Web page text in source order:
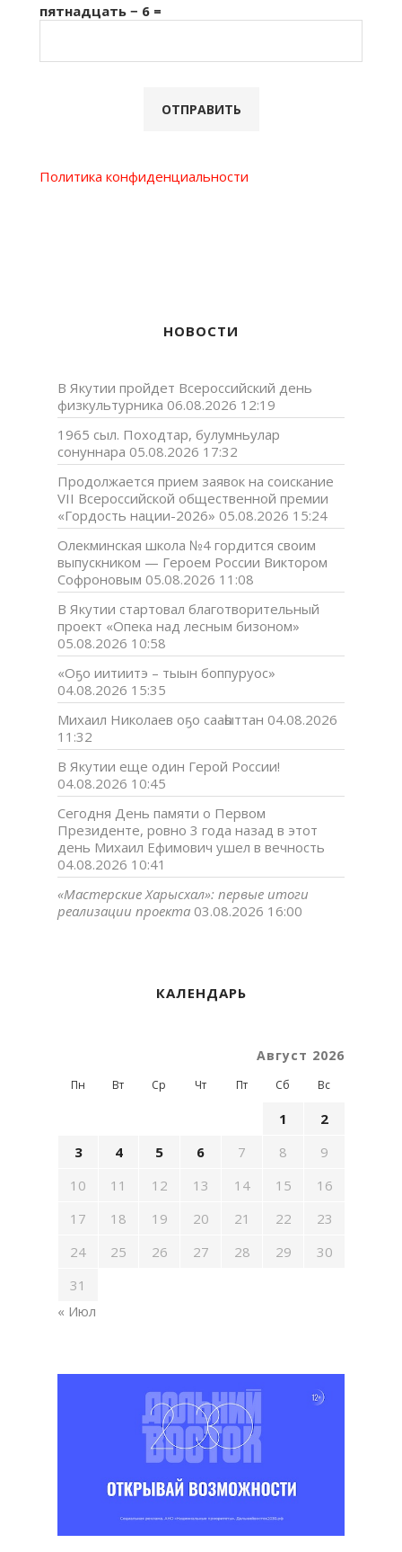
пятнадцать − 6 =
Политика конфиденциальности
НОВОСТИ
В Якутии пройдет Всероссийский день
физкультурника 06.08.2026 12:19
1965 сыл. Походтар, булумньулар
сонуннара 05.08.2026 17:32
Продолжается прием заявок на соискание
VII Всероссийской общественной премии
«Гордость нации-2026» 05.08.2026 15:24
Олекминская школа №4 гордится своим
выпускником — Героем России Виктором
Софроновым 05.08.2026 11:08
В Якутии стартовал благотворительный
проект «Опека над лесным бизоном»
05.08.2026 10:58
«Оҕо иитиитэ – тыын боппуруос»
04.08.2026 15:35
Михаил Николаев оҕо сааһыттан 04.08.2026
11:32
В Якутии еще один Герой России!
04.08.2026 10:45
Сегодня День памяти о Первом
Президенте, ровно 3 года назад в этот
день Михаил Ефимович ушел в вечность
04.08.2026 10:41
«Мастерские Харысхал»: первые итоги
реализации проекта 03.08.2026 16:00
КАЛЕНДАРЬ
Август 2026
Пн Вт Ср Чт Пт Сб Вс
1
2
3
4 5 6 7 8
9
10
11 12 13 14 15
16
17
18 19 20 21 22
23
24
25 26 27 28 29
30
31
« Июл